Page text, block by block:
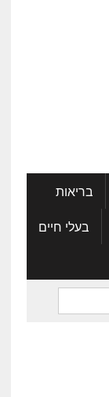
בריאות
בעלי חיים